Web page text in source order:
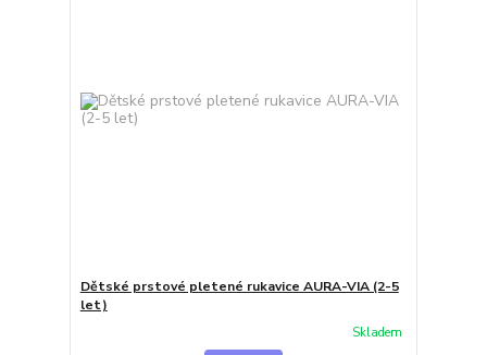
Dětské prstové pletené rukavice AURA-VIA (2-5
let)
Skladem